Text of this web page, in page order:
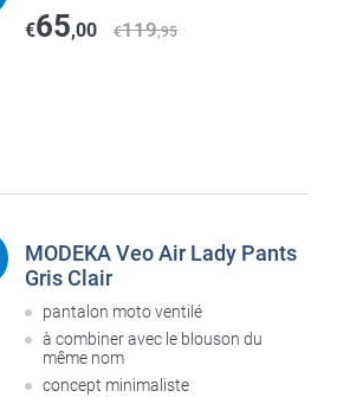
€65,00 €119,95
MODEKA Veo Air Lady Pants
Gris Clair
pantalon moto ventilé
à combiner avec le blouson du
même nom
concept minimaliste